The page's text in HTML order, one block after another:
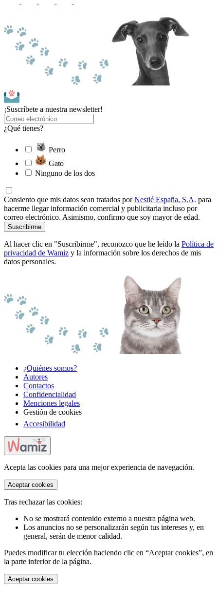
¡Suscríbete a nuestra newsletter!
¿Qué tienes?
Perro
Gato
Ninguno de los dos
Consiento que mis datos sean tratados porNestlé España, S.A. para
hacerme llegar información comercial y publicitaria incluso por
correo electrónico. Asimismo, confirmo que soy mayor de edad.
Suscribirme
Al hacer clic en "Suscribirme", reconozco que he leído la Política de
privacidad de Wamiz y la información sobre los derechos de mis
datos personales.
¿Quiénes somos?
Autores
Contactos
Confidencialidad
Menciones legales
Gestión de cookies
Accesibilidad
Acepta las cookies para una mejor experiencia de navegación.
Aceptar cookies
Tras rechazar las cookies:
No se mostrará contenido externo a nuestra página web.
Los anuncios no se personalizarán según tus intereses y, en
general, serán de menor calidad.
Puedes modificar tu elección haciendo clic en “Aceptar cookies”, en
la parte inferior de la página.
Aceptar cookies